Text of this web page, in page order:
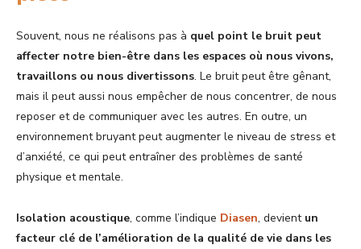
Souvent, nous ne réalisons pas à quel point le bruit peut
affecter notre bien-être dans les espaces où nous vivons,
travaillons ou nous divertissons. Le bruit peut être gênant,
mais il peut aussi nous empêcher de nous concentrer, de nous
reposer et de communiquer avec les autres. En outre, un
environnement bruyant peut augmenter le niveau de stress et
d’anxiété, ce qui peut entraîner des problèmes de santé
physique et mentale.
Isolation acoustique, comme l’indique Diasen, devient un
facteur clé de l’amélioration de la qualité de vie dans les